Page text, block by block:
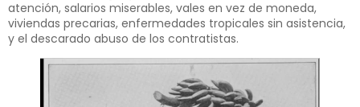
atención, salarios miserables, vales en vez de moneda,
viviendas precarias, enfermedades tropicales sin asistencia,
y el descarado abuso de los contratistas.